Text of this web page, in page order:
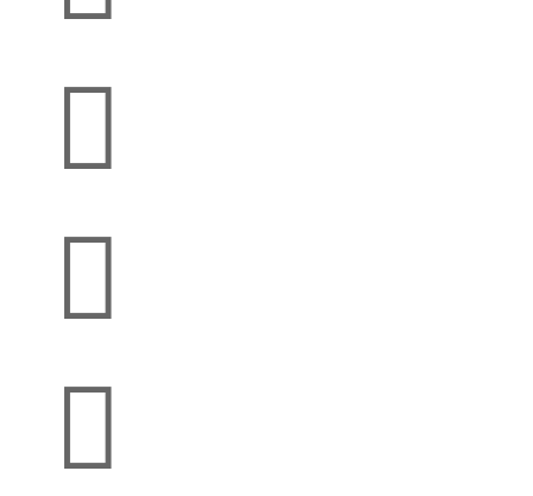


